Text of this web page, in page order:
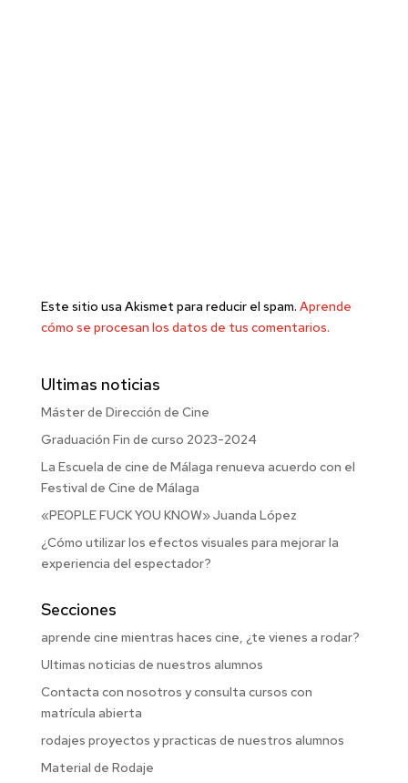
Este sitio usa Akismet para reducir el spam. Aprende
cómo se procesan los datos de tus comentarios.
Ultimas noticias
Máster de Dirección de Cine
Graduación Fin de curso 2023-2024
La Escuela de cine de Málaga renueva acuerdo con el
Festival de Cine de Málaga
«PEOPLE FUCK YOU KNOW» Juanda López
¿Cómo utilizar los efectos visuales para mejorar la
experiencia del espectador?
Secciones
aprende cine mientras haces cine, ¿te vienes a rodar?
Ultimas noticias de nuestros alumnos
Contacta con nosotros y consulta cursos con
matrícula abierta
rodajes proyectos y practicas de nuestros alumnos
Material de Rodaje